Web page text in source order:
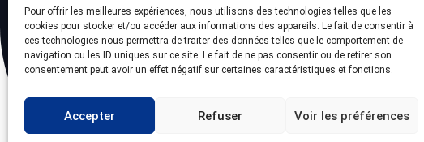
Pour offrir les meilleures expériences, nous utilisons des technologies telles que les
cookies pour stocker et/ou accéder aux informations des appareils. Le fait de consentir à
ces technologies nous permettra de traiter des données telles que le comportement de
navigation ou les ID uniques sur ce site. Le fait de ne pas consentir ou de retirer son
consentement peut avoir un effet négatif sur certaines caractéristiques et fonctions.
Accepter Refuser Voir les préférences
Mentions légales